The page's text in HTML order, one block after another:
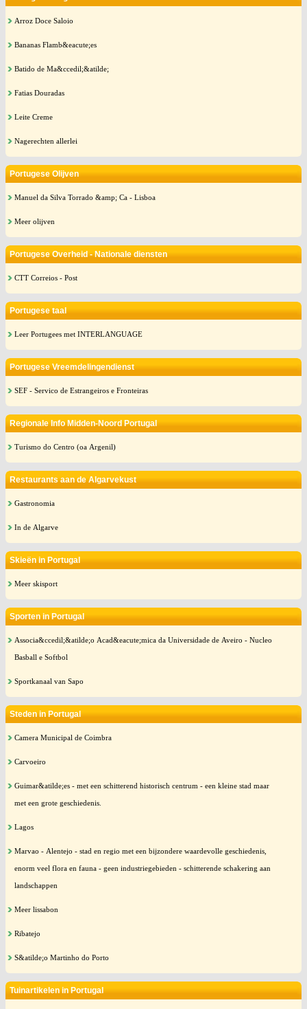
Arroz Doce Saloio
Bananas Flamb&eacute;es
Batido de Ma&ccedil;&atilde;
Fatias Douradas
Leite Creme
Nagerechten allerlei
Portugese Olijven
Manuel da Silva Torrado &amp; Ca - Lisboa
Meer olijven
Portugese Overheid - Nationale diensten
CTT Correios - Post
Portugese taal
Leer Portugees met INTERLANGUAGE
Portugese Vreemdelingendienst
SEF - Servico de Estrangeiros e Fronteiras
Regionale Info Midden-Noord Portugal
Turismo do Centro (oa Argenil)
Restaurants aan de Algarvekust
Gastronomia
In de Algarve
Skieën in Portugal
Meer skisport
Sporten in Portugal
Associa&ccedil;&atilde;o Acad&eacute;mica da Universidade de Aveiro - Nucleo
Basball e Softbol
Sportkanaal van Sapo
Steden in Portugal
Camera Municipal de Coimbra
Carvoeiro
Guimar&atilde;es - met een schitterend historisch centrum - een kleine stad maar
met een grote geschiedenis.
Lagos
Marvao - Alentejo - stad en regio met een bijzondere waardevolle geschiedenis,
enorm veel flora en fauna - geen industriegebieden - schitterende schakering aan
landschappen
Meer lissabon
Ribatejo
S&atilde;o Martinho do Porto
Tuinartikelen in Portugal